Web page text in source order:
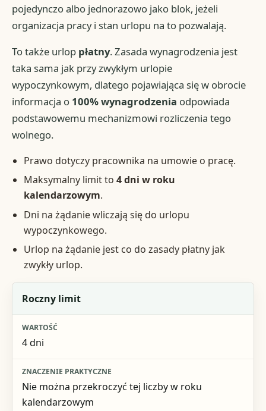
pojedynczo albo jednorazowo jako blok, jeżeli
organizacja pracy i stan urlopu na to pozwalają.
To także urlop płatny. Zasada wynagrodzenia jest
taka sama jak przy zwykłym urlopie
wypoczynkowym, dlatego pojawiająca się w obrocie
informacja o 100% wynagrodzenia odpowiada
podstawowemu mechanizmowi rozliczenia tego
wolnego.
Prawo dotyczy pracownika na umowie o pracę.
Maksymalny limit to 4 dni w roku
kalendarzowym.
Dni na żądanie wliczają się do urlopu
wypoczynkowego.
Urlop na żądanie jest co do zasady płatny jak
zwykły urlop.
Element
Wartość
Roczny limit
4 dni
Nie można przekroczyć tej liczby w roku
kalendarzowym